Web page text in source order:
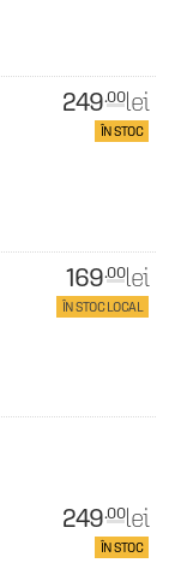
249.00lei
ÎN STOC
169.00lei
ÎN STOC LOCAL
249.00lei
ÎN STOC